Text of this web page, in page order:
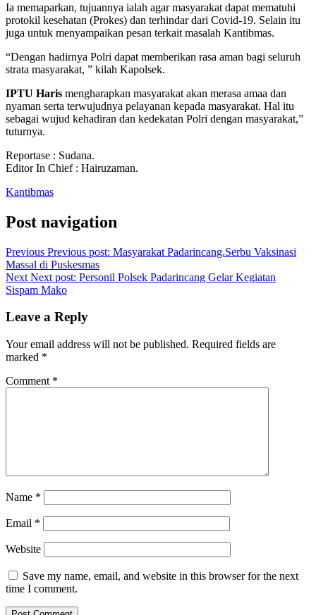
Ia memaparkan, tujuannya ialah agar masyarakat dapat mematuhi
protokil kesehatan (Prokes) dan terhindar dari Covid-19. Selain itu
juga untuk menyampaikan pesan terkait masalah Kantibmas.
“Dengan hadirnya Polri dapat memberikan rasa aman bagi seluruh
strata masyarakat, ” kilah Kapolsek.
IPTU Haris mengharapkan masyarakat akan merasa amaa dan
nyaman serta terwujudnya pelayanan kepada masyarakat. Hal itu
sebagai wujud kehadiran dan kedekatan Polri dengan masyarakat,”
tuturnya.
Reportase : Sudana.
Editor In Chief : Hairuzaman.
Kantibmas
Post navigation
Previous Previous post: Masyarakat Padarincang.Serbu Vaksinasi
Massal di Puskesmas
Next Next post: Personil Polsek Padarincang Gelar Kegiatan
Sispam Mako
Leave a Reply
Your email address will not be published. Required fields are
marked *
Comment *
Name *
Email *
Website
Save my name, email, and website in this browser for the next
time I comment.